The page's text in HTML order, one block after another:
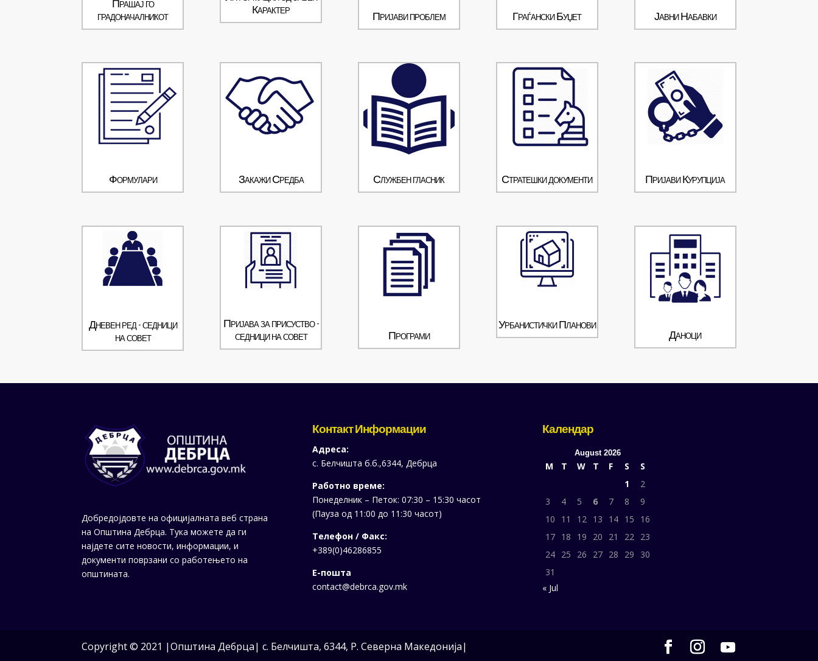
Прашај го
градоначалникот
Карактер
Пријави проблем Граѓански Буџет Јавни Набавки
Формулари Закажи Средба Службен гласник Стратешки документи Пријави Курупција
Дневен ред - седници
на совет
Пријава за присуство -
седници на совет
Програми
Урбанистички Планови
Даноци
Добредојдовте на официјалната веб страна
на Општина Дебрца. Тука можете да ги
најдете сите новости, информации, и
документи поврзани со работењето на
општината.
Контакт Информации
Адреса:
с. Белчишта б.б.,6344, Дебрца
Работно време:
Понеделник – Петок: 07:30 – 15:30 часот
(Пауза од 11:00 до 11:30 часот)
Телефон / Факс:
+389(0)46286855
Е-пошта
contact@debrca.gov.mk
Календар
August 2026
M T W T F S
S
1
2
3
4 5 6 7 8
9
10
11 12 13 14 15
16
17
18 19 20 21 22
23
24
25 26 27 28 29
30
31
« Jul
Copyright © 2021 |Општина Дебрца| с. Белчишта, 6344, Р. Северна Македонија|